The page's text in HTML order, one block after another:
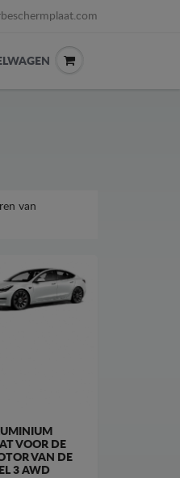
van
VOOR DE
VAN DE
3 AWD